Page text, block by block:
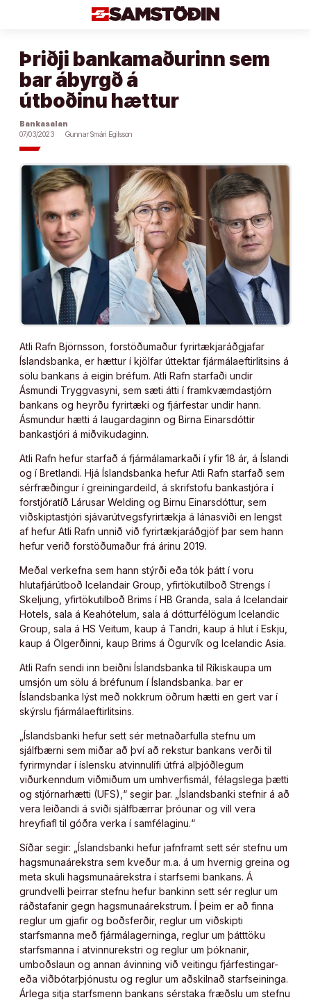
Þriðji bankamaðurinn sem
bar ábyrgð á
útboðinu hættur
Bankasalan
07/03/2023
Gunnar Smári Egilsson
Atli Rafn Björnsson, forstöðumaður fyrirtækjaráðgjafar
Íslandsbanka, er hættur í kjölfar úttektar fjármálaeftirlitsins á
sölu bankans á eigin bréfum. Atli Rafn starfaði undir
Ásmundi Tryggvasyni, sem sæti átti í framkvæmdastjórn
bankans og heyrðu fyrirtæki og fjárfestar undir hann.
Ásmundur hætti á laugardaginn og Birna Einarsdóttir
bankastjóri á miðvikudaginn.
Atli Rafn hefur starfað á fjármálamarkaði í yfir 18 ár, á Íslandi
og í Bretlandi. Hjá Íslandsbanka hefur Atli Rafn starfað sem
sérfræðingur í greiningardeild, á skrifstofu bankastjóra í
forstjóratíð Lárusar Welding og Birnu Einarsdóttur, sem
viðskiptastjóri sjávarútvegsfyrirtækja á lánasviði en lengst
af hefur Atli Rafn unnið við fyrirtækjaráðgjöf þar sem hann
hefur verið forstöðumaður frá árinu 2019.
Meðal verkefna sem hann stýrði eða tók þátt í voru
hlutafjárútboð Icelandair Group, yfirtökutilboð Strengs í
Skeljung, yfirtökutilboð Brims í HB Granda, sala á Icelandair
Hotels, sala á Keahótelum, sala á dótturfélögum Icelandic
Group, sala á HS Veitum, kaup á Tandri, kaup á hlut í Eskju,
kaup á Ölgerðinni, kaup Brims á Ögurvík og Icelandic Asia.
Atli Rafn sendi inn beiðni Íslandsbanka til Ríkiskaupa um
umsjón um sölu á bréfunum í Íslandsbanka. Þar er
Íslandsbanka lýst með nokkrum öðrum hætti en gert var í
skýrslu fjármálaeftirlitsins.
„Íslandsbanki hefur sett sér metnaðarfulla stefnu um
sjálfbærni sem miðar að því að rekstur bankans verði til
fyrirmyndar í íslensku atvinnulífi útfrá alþjóðlegum
viðurkenndum viðmiðum um umhverfismál, félagslega þætti
og stjórnarhætti (UFS),“ segir þar. „Íslandsbanki stefnir á að
vera leiðandi á sviði sjálfbærrar þróunar og vill vera
hreyfiafl til góðra verka í samfélaginu.“
Síðar segir: „Íslandsbanki hefur jafnframt sett sér stefnu um
hagsmunaárekstra sem kveður m.a. á um hvernig greina og
meta skuli hagsmunaárekstra í starfsemi bankans. Á
grundvelli þeirrar stefnu hefur bankinn sett sér reglur um
ráðstafanir gegn hagsmunaárekstrum. Í þeim er að finna
reglur um gjafir og boðsferðir, reglur um viðskipti
starfsmanna með fjármálagerninga, reglur um þátttöku
starfsmanna í atvinnurekstri og reglur um þóknanir,
umboðslaun og annan ávinning við veitingu fjárfestingar-
eða viðbótarþjónustu og reglur um aðskilnað starfseininga.
Árlega sitja starfsmenn bankans sérstaka fræðslu um stefnu